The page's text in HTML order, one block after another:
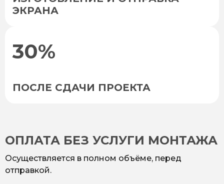
ЭКРАНА
30%
ПОСЛЕ СДАЧИ ПРОЕКТА
ОПЛАТА БЕЗ УСЛУГИ МОНТАЖА
Осуществляется в полном объёме, перед
отправкой.